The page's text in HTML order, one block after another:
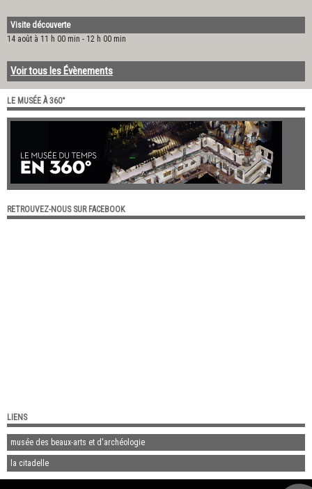
Visite découverte
14 août à 11 h 00 min - 12 h 00 min
Voir tous les Évènements
LE MUSÉE À 360°
RETROUVEZ-NOUS SUR FACEBOOK
LIENS
musée des beaux-arts et d'archéologie
la citadelle